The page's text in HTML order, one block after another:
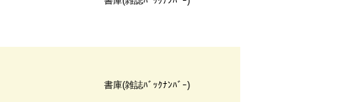
書庫(雑誌ﾊﾞｯｸﾅﾝﾊﾞｰ)